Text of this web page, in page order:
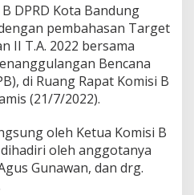
t
DPRD Kota Bandung
pembahasan Target
II T.A. 2022 bersama
Bencana
di Ruang Rapat Komisi B
(21/7/2022).
oleh Ketua Komisi B
dihadiri oleh anggotanya
Gunawan, dan drg.